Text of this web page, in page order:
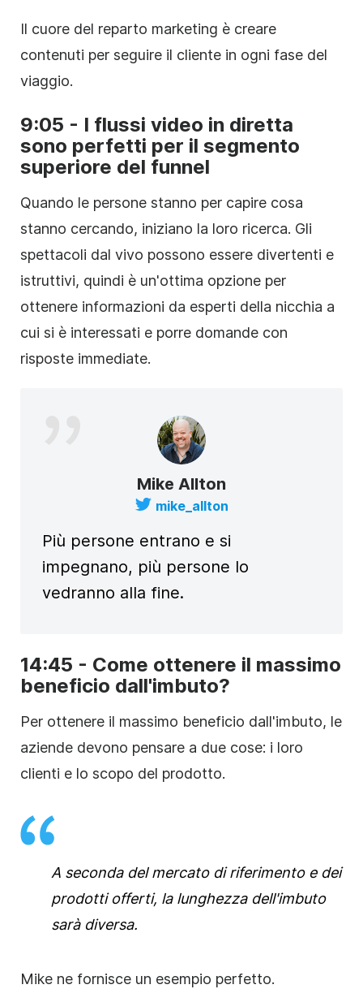
Il cuore del reparto marketing è creare
contenuti per seguire il cliente in ogni fase del
viaggio.
9:05 - I flussi video in diretta
sono perfetti per il segmento
superiore del funnel
Quando le persone stanno per capire cosa
stanno cercando, iniziano la loro ricerca. Gli
spettacoli dal vivo possono essere divertenti e
istruttivi, quindi è un'ottima opzione per
ottenere informazioni da esperti della nicchia a
cui si è interessati e porre domande con
risposte immediate.
Mike Allton
mike_allton
Più persone entrano e si
impegnano, più persone lo
vedranno alla fine.
14:45 - Come ottenere il massimo
beneficio dall'imbuto?
Per ottenere il massimo beneficio dall'imbuto, le
aziende devono pensare a due cose: i loro
clienti e lo scopo del prodotto.
A seconda del mercato di riferimento e dei
prodotti offerti, la lunghezza dell'imbuto
sarà diversa.
Mike ne fornisce un esempio perfetto.